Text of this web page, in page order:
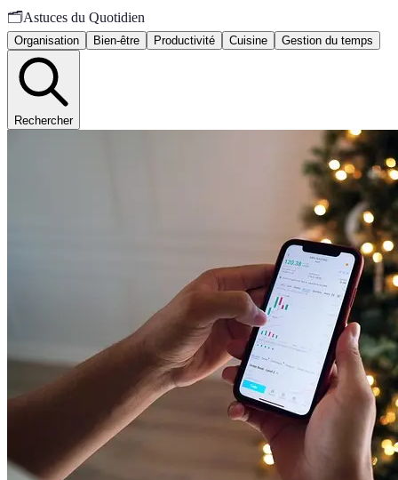
🗂️Astuces du Quotidien
Organisation Bien-être Productivité Cuisine Gestion du temps
Rechercher